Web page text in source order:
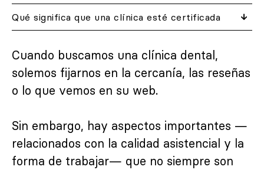
Qué significa que una clínica esté certificada
Cuando buscamos una clínica dental,
solemos fijarnos en la cercanía, las reseñas
o lo que vemos en su web.
Sin embargo, hay aspectos importantes —
relacionados con la calidad asistencial y la
forma de trabajar— que no siempre son